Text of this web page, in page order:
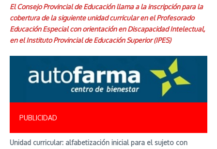
El Consejo Provincial de Educación llama a la inscripción para la
cobertura de la siguiente unidad curricular en el Profesorado
Educación Especial con orientación en Discapacidad Intelectual,
en el Instituto Provincial de Educación Superior (IPES)
PUBLICIDAD
Unidad curricular: alfabetización inicial para el sujeto con